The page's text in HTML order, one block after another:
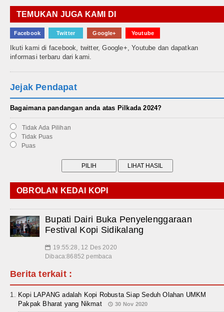
TEMUKAN JUGA KAMI DI
Facebook Twitter Google+ Youtube
Ikuti kami di facebook, twitter, Google+, Youtube dan dapatkan
informasi terbaru dari kami.
Jejak Pendapat
Bagaimana pandangan anda atas Pilkada 2024?
Tidak Ada Pilihan
Tidak Puas
Puas
OBROLAN KEDAI KOPI
Bupati Dairi Buka Penyelenggaraan
Festival Kopi Sidikalang
📅 19:55:28, 12 Des 2020
Dibaca:86852 pembaca
Berita terkait :
Kopi LAPANG adalah Kopi Robusta Siap Seduh Olahan UMKM
Pakpak Bharat yang Nikmat
30 Nov 2020